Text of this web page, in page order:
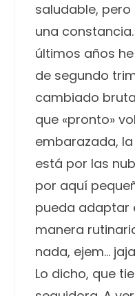
saludable,
una
últimos años
de segundo
cambiado
que «pronto»
embarazada,
está por las
por aquí
pueda adaptar
manera
nada, ejem…
Lo dicho, que